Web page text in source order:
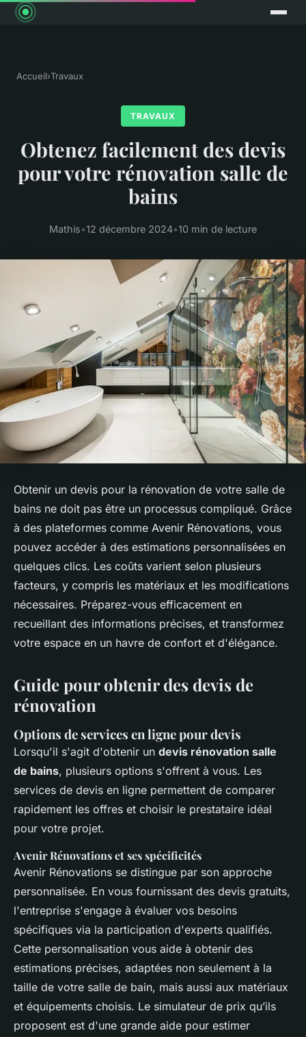
Accueil›Travaux
TRAVAUX
Obtenez facilement des devis
pour votre rénovation salle de
bains
Mathis•12 décembre 2024•10 min de lecture
Obtenir un devis pour la rénovation de votre salle de
bains ne doit pas être un processus compliqué. Grâce
à des plateformes comme Avenir Rénovations, vous
pouvez accéder à des estimations personnalisées en
quelques clics. Les coûts varient selon plusieurs
facteurs, y compris les matériaux et les modifications
nécessaires. Préparez-vous efficacement en
recueillant des informations précises, et transformez
votre espace en un havre de confort et d'élégance.
Guide pour obtenir des devis de
rénovation
Options de services en ligne pour devis
Lorsqu'il s'agit d'obtenir un devis rénovation salle
de bains, plusieurs options s'offrent à vous. Les
services de devis en ligne permettent de comparer
rapidement les offres et choisir le prestataire idéal
pour votre projet.
Avenir Rénovations et ses spécificités
Avenir Rénovations se distingue par son approche
personnalisée. En vous fournissant des devis gratuits,
l'entreprise s'engage à évaluer vos besoins
spécifiques via la participation d'experts qualifiés.
Cette personnalisation vous aide à obtenir des
estimations précises, adaptées non seulement à la
taille de votre salle de bain, mais aussi aux matériaux
et équipements choisis. Le simulateur de prix qu’ils
proposent est d'une grande aide pour estimer